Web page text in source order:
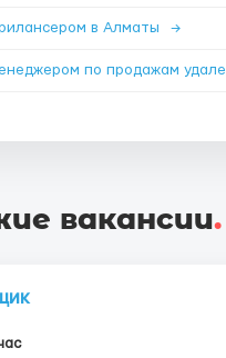
в Алматы →
вакансии.